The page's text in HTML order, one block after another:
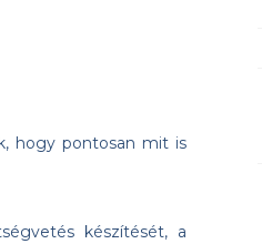
hogy pontosan mit is
készítését, a